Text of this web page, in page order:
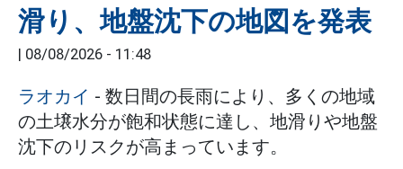
滑り、地盤沈下の地図を発表
| 08/08/2026 - 11:48
ラオカイ - 数日間の長雨により、多くの地域
の土壌水分が飽和状態に達し、地滑りや地盤
沈下のリスクが高まっています。